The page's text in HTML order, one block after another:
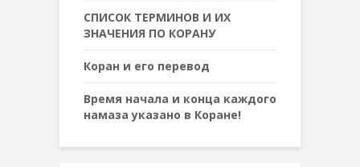
СПИСОК ТЕРМИНОВ И ИХ
ЗНАЧЕНИЯ ПО КОРАНУ
Коран и его перевод
Время начала и конца каждого
намаза указано в Коране!